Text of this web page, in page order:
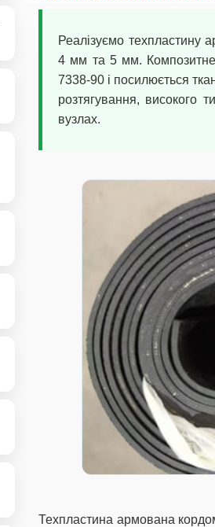
Реалізуємо
4 мм та 5 мм.
7338-90 і посилюється
розтягування, високого
вузлах.
Техпластина армована